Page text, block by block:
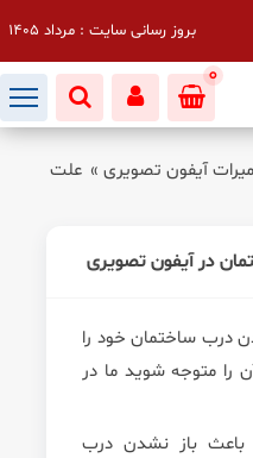
آیفون تصویری » علت باز
در آیفون تصویری
درب ساختمان خود را
را متوجه شوید ما در
باعث باز نشدن درب
بروز رسانی سایت : مرداد 1405
0